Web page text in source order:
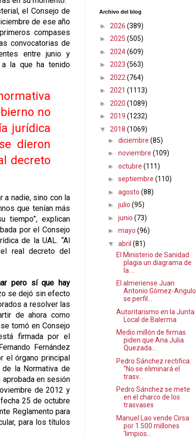
el Consejo de
de ese año
compases
convocatorias de
entre junio y
a la que ha tenido
no
jurídica
dieron
decreto
a nadie, sino con la
que tenían más
tiempo”, explican
por el Consejo
de la UAL. “Al
real decreto del
pero sí que hay
se dejó sin efecto
a resolver las
de ahora como
tomó en Consejo
firmada por el
Fernández
el órgano principal
la Normativa de
en sesión
de 2012 y
25 de octubre
Reglamento para
para los títulos
Archivo del blog
► 2026 (389)
► 2025 (505)
► 2024(609)
► 2023 (563)
► 2022 (764)
► 2021 (1113)
► 2020 (1089)
► 2019 (1232)
▼ 2018 (1069)
► diciembre (85)
► noviembre (109)
► octubre (111)
► septiembre (110)
► agosto (88)
► julio (95)
► junio (73)
► mayo (96)
▼ abril (81)
El Ministerio de Sanidad
plagia un diagrama de
la ...
El almeriense Juan
Antonio Gómez-Angulo
se perfil...
Autoritarismo en la Junta
Local de Balerma
Medio millón de firmas
piden que Ana Julia
Quezada...
Pedro Sánchez rectifica:
“No se eliminará el
trasv...
Pedro Sánchez se mete
en el charco de los
trasvases
Manuel Lao vende Cirsa
por 1.500 millones
'limpios...